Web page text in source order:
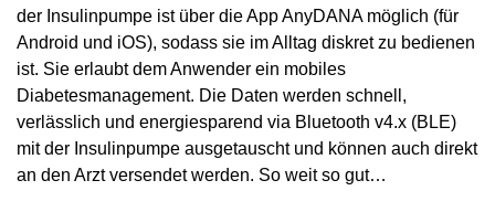
der Insulinpumpe ist über die App AnyDANA möglich (für
Android und iOS), sodass sie im Alltag diskret zu bedienen
ist. Sie erlaubt dem Anwender ein mobiles
Diabetesmanagement. Die Daten werden schnell,
verlässlich und energiesparend via Bluetooth v4.x (BLE)
mit der Insulinpumpe ausgetauscht und können auch direkt
an den Arzt versendet werden. So weit so gut…